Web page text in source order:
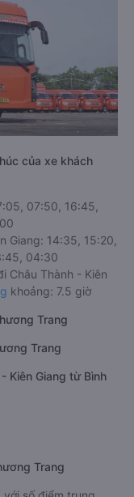
của xe khách
07:50, 16:45,
Giang: 14:35, 15:20,
04:30
Châu Thành - Kiên
khoảng: 7.5 giờ
Trang
Trang
Kiên Giang từ Bình
Trang